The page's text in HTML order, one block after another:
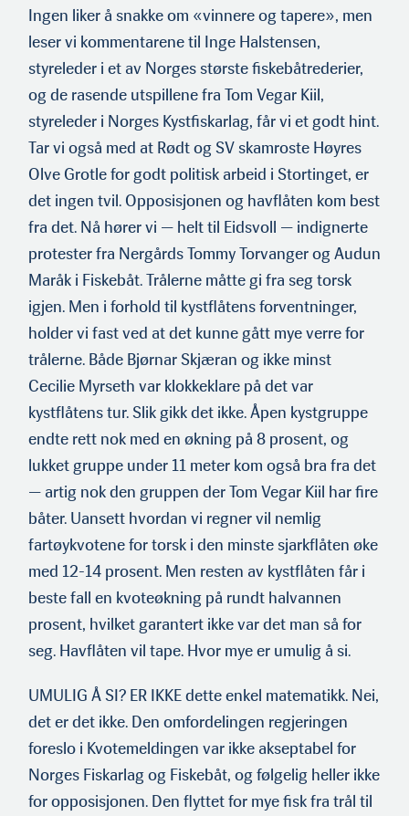
Ingen liker å snakke om «vinnere og tapere», men
leser vi kommentarene til Inge Halstensen,
styreleder i et av Norges største fiskebåtrederier,
og de rasende utspillene fra Tom Vegar Kiil,
styreleder i Norges Kystfiskarlag, får vi et godt hint.
Tar vi også med at Rødt og SV skamroste Høyres
Olve Grotle for godt politisk arbeid i Stortinget, er
det ingen tvil. Opposisjonen og havflåten kom best
fra det. Nå hører vi — helt til Eidsvoll — indignerte
protester fra Nergårds Tommy Torvanger og Audun
Maråk i Fiskebåt. Trålerne måtte gi fra seg torsk
igjen. Men i forhold til kystflåtens forventninger,
holder vi fast ved at det kunne gått mye verre for
trålerne. Både Bjørnar Skjæran og ikke minst
Cecilie Myrseth var klokkeklare på det var
kystflåtens tur. Slik gikk det ikke. Åpen kystgruppe
endte rett nok med en økning på 8 prosent, og
lukket gruppe under 11 meter kom også bra fra det
— artig nok den gruppen der Tom Vegar Kiil har fire
båter. Uansett hvordan vi regner vil nemlig
fartøykvotene for torsk i den minste sjarkflåten øke
med 12-14 prosent. Men resten av kystflåten får i
beste fall en kvoteøkning på rundt halvannen
prosent, hvilket garantert ikke var det man så for
seg. Havflåten vil tape. Hvor mye er umulig å si.
UMULIG Å SI? ER IKKE dette enkel matematikk. Nei,
det er det ikke. Den omfordelingen regjeringen
foreslo i Kvotemeldingen var ikke akseptabel for
Norges Fiskarlag og Fiskebåt, og følgelig heller ikke
for opposisjonen. Den flyttet for mye fisk fra trål til